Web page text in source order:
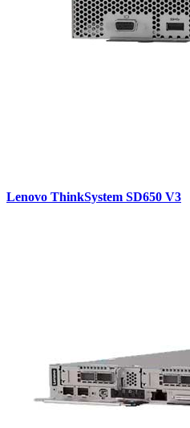
Lenovo ThinkSystem SD650 V3